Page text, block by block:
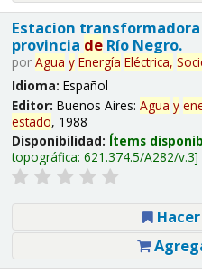
Estacion
provincia deRío Negro.
por Agua y Energía Eléctrica,
Idioma: Español
Editor: Buenos Aires: Agua y
estado, 1988
Disponibilidad: Ítems
topográfica: 621.374.5/A282/v.3